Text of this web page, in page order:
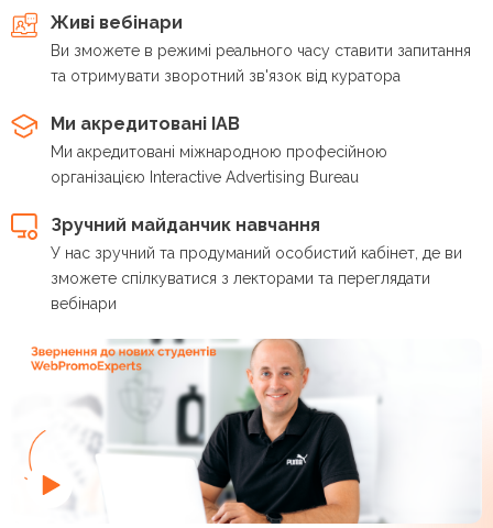
Живі вебінари
Ви зможете в режимі реального часу ставити запитання
та отримувати зворотний зв'язок від куратора
Ми акредитовані IAB
Ми акредитовані міжнародною професійною
організацією Interactive Advertising Bureau
Зручний майданчик навчання
У нас зручний та продуманий особистий кабінет, де ви
зможете спілкуватися з лекторами та переглядати
вебінари